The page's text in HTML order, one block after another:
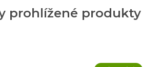
prohlížené produkty